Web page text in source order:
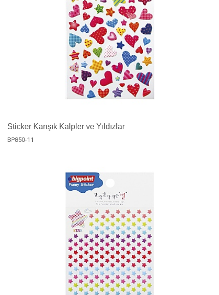
Sticker Karışık Kalpler ve Yıldızlar
BP850-11